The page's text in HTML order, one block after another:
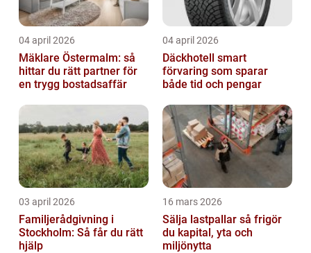
04 april 2026
Mäklare Östermalm: så
hittar du rätt partner för
en trygg bostadsaffär
04 april 2026
Däckhotell smart
förvaring som sparar
både tid och pengar
03 april 2026
Familjerådgivning i
Stockholm: Så får du rätt
hjälp
16 mars 2026
Sälja lastpallar så frigör
du kapital, yta och
miljönytta